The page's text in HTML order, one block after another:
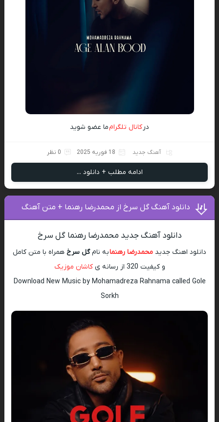
درکانال تلگرامما عضو شوید
آهنگ جدید 18 فوریه 2025 0 نظر
ادامه مطلب + دانلود ...
دانلود آهنگ گل سرخ از محمدرضا رهنما + متن آهنگ
دانلود آهنگ جدید محمدرضا رهنما گل سرخ
دانلود اهنگ جدید محمدرضا رهنمابه نامگل سرخ همراه با متن کامل
و کیفیت 320 از رسانه ی
کاشان موزیک
Download New Music by Mohamadreza Rahnama called Gole
Sorkh